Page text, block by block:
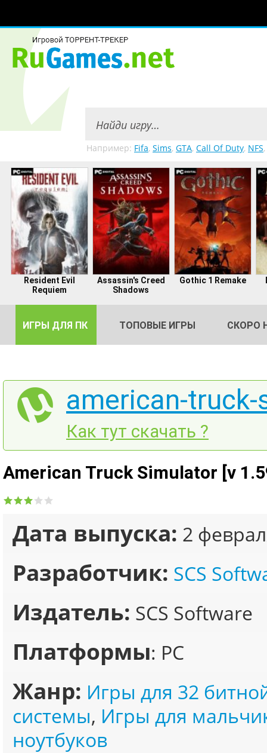
Например: Fifa, Sims, GTA, Call Of Duty, NFS,
Resident Evil
Requiem
Assassin's Creed
Shadows
Gothic 1 Remake
ИГРЫ ДЛЯ ПК ТОПОВЫЕ ИГРЫ СКОРО
american-
Как тут скачать ?
American Truck Simulator [v
Дата выпуска: 2
Разработчик: SCS
Издатель: SCS Software
Платформы: PC
Жанр: Игры для 32
системы, Игры для
ноутбуков